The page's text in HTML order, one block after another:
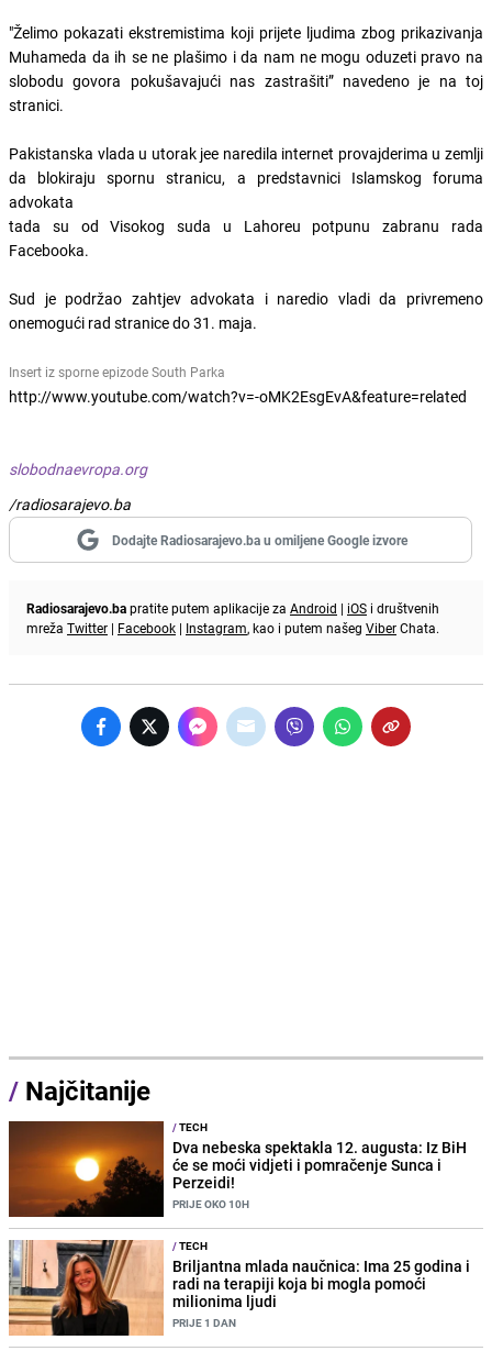
"Želimo pokazati ekstremistima koji prijete ljudima zbog prikazivanja
Muhameda da ih se ne plašimo i da nam ne mogu oduzeti pravo na
slobodu govora pokušavajući nas zastrašiti” navedeno je na toj
stranici.
Pakistanska vlada u utorak jee naredila internet provajderima u zemlji
da blokiraju spornu stranicu, a predstavnici Islamskog foruma
advokata
tada su od Visokog suda u Lahoreu potpunu zabranu rada
Facebooka.
Sud je podržao zahtjev advokata i naredio vladi da privremeno
onemogući rad stranice do 31. maja.
Insert iz sporne epizode South Parka
http://www.youtube.com/watch?v=-oMK2EsgEvA&feature=related
slobodnaevropa.org
/radiosarajevo.ba
Dodajte Radiosarajevo.ba u omiljene Google izvore
Radiosarajevo.bapratite putem aplikacije za Android | iOS i društvenih
mreža Twitter | Facebook | Instagram, kao i putem našeg ViberChata.
/ Najčitanije
/TECH
Dva nebeska spektakla 12. augusta: Iz BiH
će se moći vidjeti i pomračenje Sunca i
Perzeidi!
PRIJE OKO 10H
/TECH
Briljantna mlada naučnica: Ima 25 godina i
radi na terapiji koja bi mogla pomoći
milionima ljudi
PRIJE 1 DAN